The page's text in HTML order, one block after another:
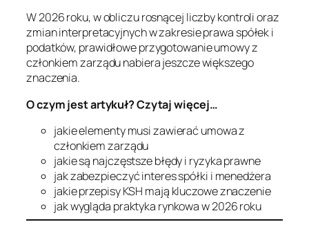
W 2026 roku, w obliczu rosnącej liczby kontroli oraz
zmian interpretacyjnych w zakresie prawa spółek i
podatków, prawidłowe przygotowanie umowy z
członkiem zarządu nabiera jeszcze większego
znaczenia.
O czym jest artykuł? Czytaj więcej…
jakie elementy musi zawierać umowa z
członkiem zarządu
jakie są najczęstsze błędy i ryzyka prawne
jak zabezpieczyć interes spółki i menedżera
jakie przepisy KSH mają kluczowe znaczenie
jak wygląda praktyka rynkowa w 2026 roku